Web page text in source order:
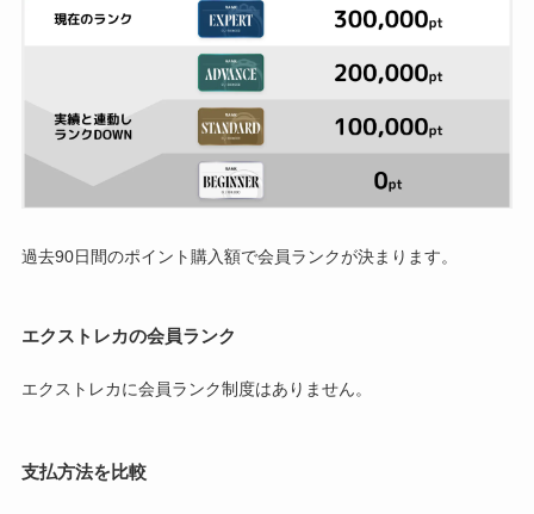
過去90日間のポイント購入額で会員ランクが決まります。
エクストレカの会員ランク
エクストレカに会員ランク制度はありません。
支払方法を比較